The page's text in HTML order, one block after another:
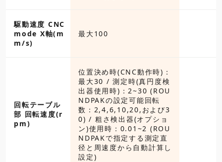
駆動速度 CNC
mode X軸(m
m/s)
最大100
回転テーブル
部 回転速度(r
pm)
位置決め時(CNC動作時)：
最大30 / 測定時(真円度検
出器使用時)：2~30 (ROU
NDPAKの設定可能回転
数：2,4,6,10,20,および3
0) / 粗さ検出器(オプショ
ン)使用時：0.01~2 (ROU
NDPAKで指定する測定直
径と周速度から自動計算し
設定)